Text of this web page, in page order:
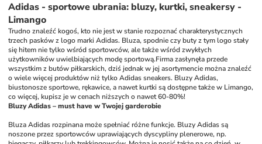
Adidas - sportowe ubrania: bluzy, kurtki, sneakersy -
Limango
Trudno znaleźć kogoś, kto nie jest w stanie rozpoznać charakterystycznych
trzech pasków z logo marki Adidas. Bluza, spodnie czy buty z tym logo stały
się hitem nie tylko wśród sportowców, ale także wśród zwykłych
użytkowników uwielbiających modę sportową.Firma zasłynęła przede
wszystkim z butów piłkarskich, dziś jednak w jej asortymencie można znaleźć
o wiele więcej produktów niż tylko Adidas sneakers. Bluzy Adidas,
biustonosze sportowe, rękawice, a nawet kurtki są dostępne także w Limango,
co więcej, kupisz je w cenach niższych o nawet 60-80%!
Bluzy Adidas – must have w Twojej garderobie
Bluza Adidas rozpinana może spełniać różne funkcje. Bluzy Adidas są
noszone przez sportowców uprawiających dyscypliny plenerowe, np.